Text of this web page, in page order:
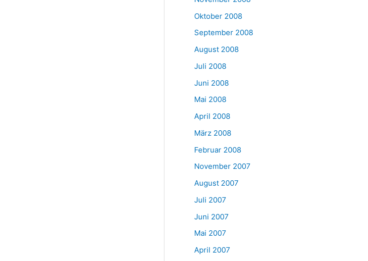
Oktober 2008
September 2008
August 2008
Juli 2008
Juni 2008
Mai 2008
April 2008
März 2008
Februar 2008
November 2007
August 2007
Juli 2007
Juni 2007
Mai 2007
April 2007